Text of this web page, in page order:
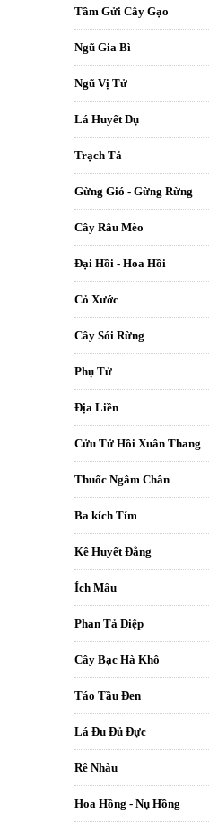
Tầm Gửi Cây Gạo
Ngũ Gia Bì
Ngũ Vị Tử
Lá Huyết Dụ
Trạch Tả
Gừng Gió - Gừng Rừng
Cây Râu Mèo
Đại Hồi - Hoa Hồi
Cỏ Xước
Cây Sói Rừng
Phụ Tử
Địa Liền
Cửu Tử Hồi Xuân Thang
Thuốc Ngâm Chân
Ba kích Tím
Kê Huyết Đằng
Ích Mẫu
Phan Tả Diệp
Cây Bạc Hà Khô
Táo Tầu Đen
Lá Đu Đủ Đực
Rễ Nhàu
Hoa Hồng - Nụ Hồng